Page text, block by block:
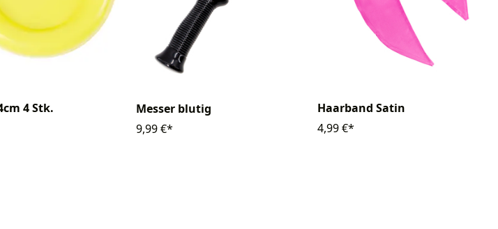
4 Stk.
Messer blutig
9,99 €*
Haarband Satin
4,99 €*